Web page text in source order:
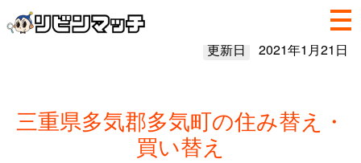
更新日 2021年1月21日
三重県多気郡多気町の住み替え・
買い替え